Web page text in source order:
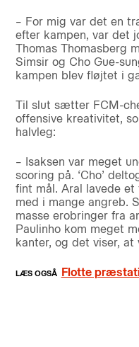
– For mig var det en
efter kampen, var det
Thomas Thomasberg
Simsir og Cho Gue-
kampen blev fløjtet i
Til slut sætter FCM-
offensive kreativitet,
halvleg:
– Isaksen var meget
scoring på. ‘Cho’
fint mål. Aral lavede
med i mange angreb.
masse erobringer fra
Paulinho kom meget
kanter, og det viser, at
Flotte